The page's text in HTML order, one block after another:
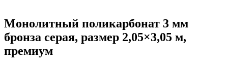
Монолитный поликарбонат 3 мм
бронза серая, размер 2,05×3,05 м,
премиум